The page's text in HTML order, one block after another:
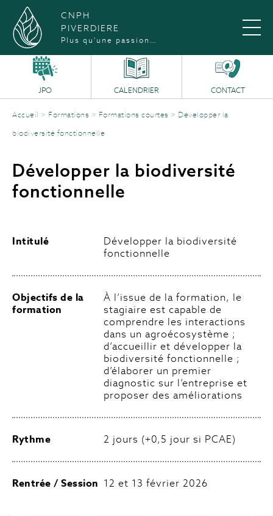
CNPH
PIVERDIERE
Plus qu'une passion…
JPO CALENDRIER CONTACT
Accueil > Formations > Formations courtes > Développer la
biodiversité fonctionnelle
Développer la biodiversité
fonctionnelle
Intitulé
Développer la biodiversité
fonctionnelle
Objectifs de la
formation
À l’issue de la formation, le
stagiaire est capable de
comprendre les interactions
dans un agroécosystème ;
d’accueillir et développer la
biodiversité fonctionnelle ;
d’élaborer un premier
diagnostic sur l’entreprise et
proposer des améliorations
Rythme 2 jours (+0,5 jour si PCAE)
Rentrée / Session 12 et 13 février 2026